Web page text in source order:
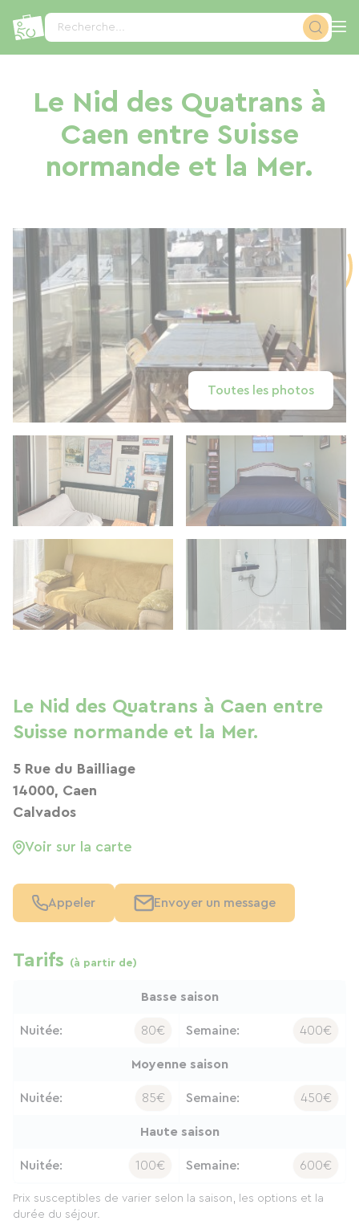
Recherche...
Le Nid des Quatrans à
Caen entre Suisse
normande et la Mer.
Toutes les photos
Le Nid des Quatrans à Caen entre
Suisse normande et la Mer.
5 Rue du Bailliage
14000, Caen
Calvados
Voir sur la carte
Appeler Envoyer un message
Tarifs (à partir de)
Basse saison
Nuitée: 80€ Semaine: 400€
Moyenne saison
Nuitée: 85€ Semaine: 450€
Haute saison
Nuitée: 100€ Semaine: 600€
Prix susceptibles de varier selon la saison, les options et la
durée du séjour.
Panneau de gestion des cookies